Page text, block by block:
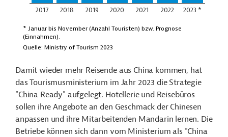
Damit wieder mehr Reisende aus China kommen, hat
das Tourismusministerium im Jahr 2023 die Strategie
"China Ready" aufgelegt. Hotellerie und Reisebüros
sollen ihre Angebote an den Geschmack der Chinesen
anpassen und ihre Mitarbeitenden Mandarin lernen. Die
Betriebe können sich dann vom Ministerium als "China